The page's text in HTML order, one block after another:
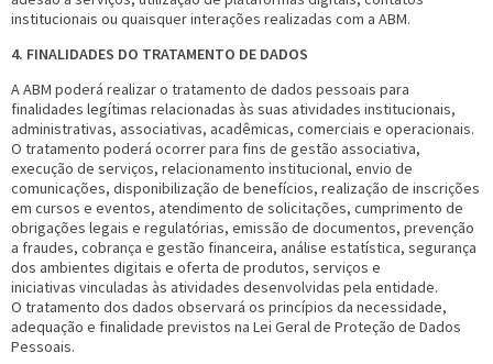
institucionais ou quaisquer interações realizadas com a ABM.
4. FINALIDADES DO TRATAMENTO DE DADOS
A ABM poderá realizar o tratamento de dados pessoais para
finalidades legítimas relacionadas às suas atividades institucionais,
administrativas, associativas, acadêmicas, comerciais e operacionais.
O tratamento poderá ocorrer para fins de gestão associativa,
execução de serviços, relacionamento institucional, envio de
comunicações, disponibilização de benefícios, realização de inscrições
em cursos e eventos, atendimento de solicitações, cumprimento de
obrigações legais e regulatórias, emissão de documentos, prevenção
a fraudes, cobrança e gestão financeira, análise estatística, segurança
dos ambientes digitais e oferta de produtos, serviços e
iniciativas vinculadas às atividades desenvolvidas pela entidade.
O tratamento dos dados observará os princípios da necessidade,
adequação e finalidade previstos na Lei Geral de Proteção de Dados
Pessoais.